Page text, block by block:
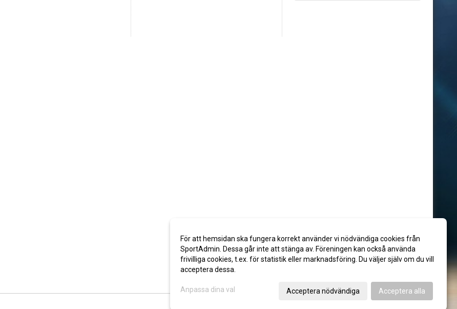
För att hemsidan ska fungera korrekt använder vi nödvändiga cookies från
SportAdmin. Dessa går inte att stänga av. Föreningen kan också använda
frivilliga cookies, t.ex. för statistik eller marknadsföring. Du väljer själv om du vill
acceptera dessa.
Anpassa dina val Acceptera nödvändiga Acceptera alla